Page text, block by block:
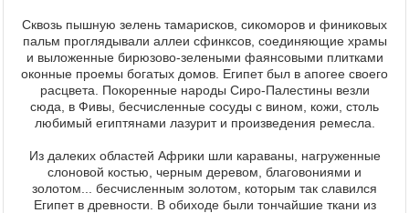
Сквозь пышную зелень тамарисков, сикоморов и финиковых
пальм проглядывали аллеи сфинксов, соединяющие храмы
и выложенные бирюзово-зелеными фаянсовыми плитками
оконные проемы богатых домов. Египет был в апогее своего
расцвета. Покоренные народы Сиро-Палестины везли
сюда, в Фивы, бесчисленные сосуды с вином, кожи, столь
любимый египтянами лазурит и произведения ремесла.
Из далеких областей Африки шли караваны, нагруженные
слоновой костью, черным деревом, благовониями и
золотом... бесчисленным золотом, которым так славился
Египет в древности. В обиходе были тончайшие ткани из